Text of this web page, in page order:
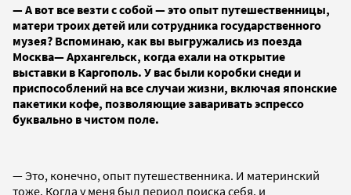
— А вот все везти с собой — это опыт путешественницы,
матери троих детей или сотрудника государственного
музея? Вспоминаю, как вы выгружались из поезда
Москва— Архангельск, когда ехали на открытие
выставки в Каргополь. У вас были коробки снеди и
приспособлений на все случаи жизни, включая японские
пакетики кофе, позволяющие заваривать эспрессо
буквально в чистом поле.
— Это, конечно, опыт путешественника. И материнский
тоже. Когда у меня был период поиска себя, и